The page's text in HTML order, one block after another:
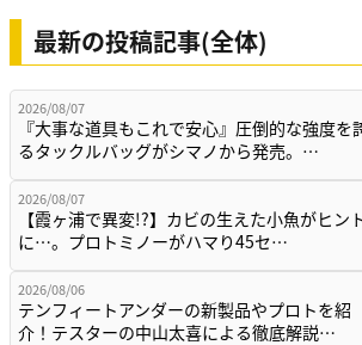
最新の投稿記事(全体)
2026/08/07
『大事な道具もこれで安心』圧倒的な強度を
るタックルバッグがシマノから発売。…
2026/08/07
【霞ヶ浦で異変!?】カビの生えた小魚がヒン
に…。プロトミノーがハマり45セ…
2026/08/06
テンフィートアンダーの新製品やプロトを紹
介！テスターの中山太喜による徹底解説…